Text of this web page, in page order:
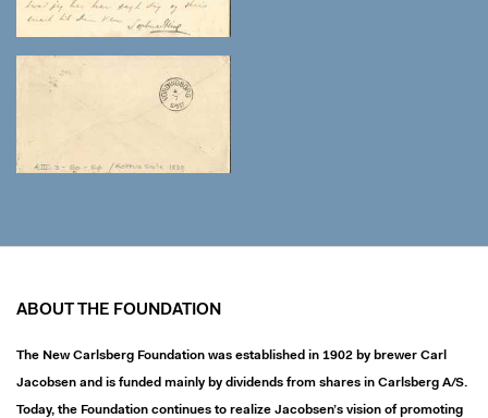
ABOUT THE FOUNDATION
The New Carlsberg Foundation was established in 1902 by brewer Carl
Jacobsen and is funded mainly by dividends from shares in Carlsberg A/S.
Today, the Foundation continues to realize Jacobsen’s vision of promoting